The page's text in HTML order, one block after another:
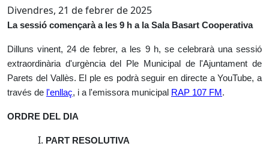
Divendres, 21 de febrer de 2025
La sessió començarà a les 9 h a la Sala Basart Cooperativa
Dilluns vinent, 24 de febrer, a les 9 h, se celebrarà una sessió
extraordinària d'urgència del Ple Municipal de l'Ajuntament de
Parets del Vallès. El ple es podrà seguir en directe a YouTube, a
través de l'enllaç, i a l'emissora municipal RAP 107 FM .
ORDRE DEL DIA
PART RESOLUTIVA